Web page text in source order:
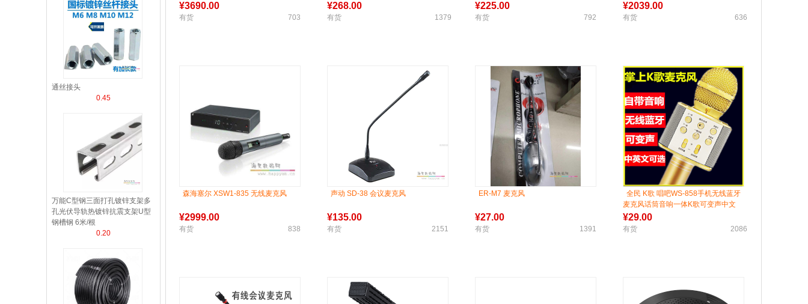
通丝接头
0.45
万能C型钢三面打孔镀锌支架多
孔光伏导轨热镀锌抗震支架U型
钢槽钢 6米/根
0.20
¥3690.00
有货 703
¥268.00
有货 1379
¥225.00
有货 792
¥2039.00
有货 636
森海塞尔 XSW1-835 无线麦克风
¥2999.00
有货 838
声动 SD-38 会议麦克风
¥135.00
有货 2151
ER-M7 麦克风
¥27.00
有货 1391
全民 K歌 唱吧WS-858手机无线蓝牙
麦克风话筒音响一体K歌可变声中文
¥29.00
有货 2086